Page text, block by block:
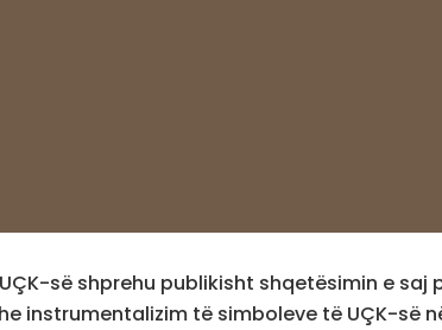
së shprehu publikisht shqetësimin e saj
instrumentalizim të simboleve të UÇK-së